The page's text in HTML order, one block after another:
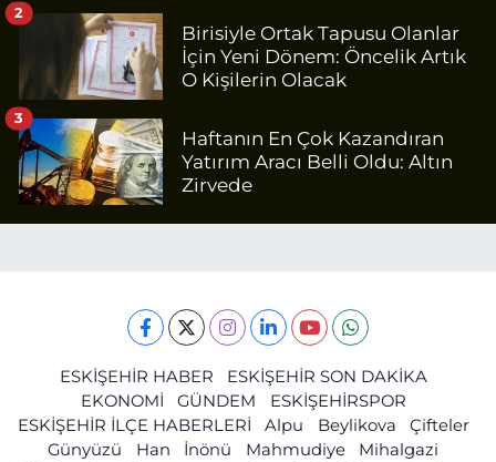
Birisiyle Ortak Tapusu Olanlar
İçin Yeni Dönem: Öncelik Artık
O Kişilerin Olacak
2
Haftanın En Çok Kazandıran
Yatırım Aracı Belli Oldu: Altın
Zirvede
3
ESKİŞEHİR HABER
ESKİŞEHİR SON DAKİKA
EKONOMİ
GÜNDEM
ESKİŞEHİRSPOR
ESKİŞEHİR İLÇE HABERLERİ
Alpu Beylikova
Çifteler
Günyüzü
Han İnönü Mahmudiye
Mihalgazi